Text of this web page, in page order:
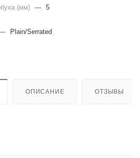
(мм) — 5
Plain/Serrated
ОПИСАНИЕ ОТЗЫВЫ